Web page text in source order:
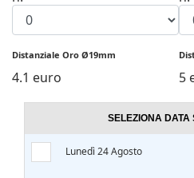
Distanziale Oro Ø19mm
4.1 euro 5
SELEZIONA DATA
Lunedì 24 Agosto